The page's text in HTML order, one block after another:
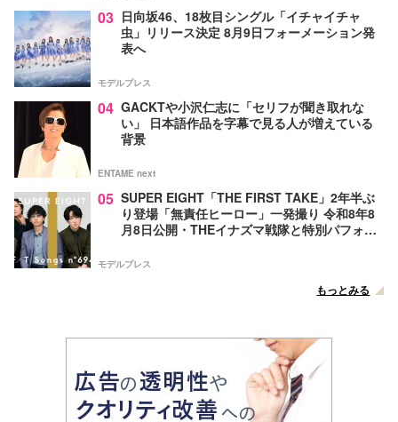
03 日向坂46、18枚目シングル「イチャイチャ
虫」リリース決定 8月9日フォーメーション発
表へ
モデルプレス
04 GACKTや小沢仁志に「セリフが聞き取れな
い」 日本語作品を字幕で見る人が増えている
背景
ENTAME next
05 SUPER EIGHT「THE FIRST TAKE」2年半ぶ
り登場「無責任ヒーロー」一発撮り 令和8年8
月8日公開・THEイナズマ戦隊と特別パフォー
モデルプレス
もっとみる